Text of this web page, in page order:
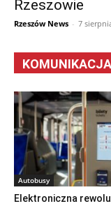
Rzeszowie
Rzeszów News - 7
KOMUNIKACJA
Autobusy
Elektroniczna